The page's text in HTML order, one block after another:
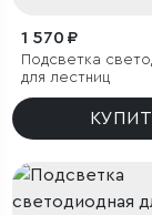
1 570 ₽
Подсветка
для лестниц